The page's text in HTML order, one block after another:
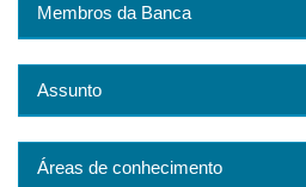
Membros da Banca
Assunto
Áreas de conhecimento